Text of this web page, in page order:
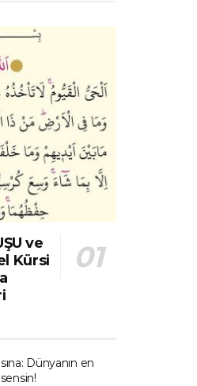
ve
Kürsi
Dünyanın en